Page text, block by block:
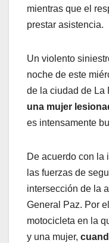
mientras que el
prestar asistencia.
Un violento
noche de este
de la ciudad de La
una mujer
es intensamente
De acuerdo con la
las fuerzas de
intersección de la
General Paz. Por
motocicleta en la
y una mujer,